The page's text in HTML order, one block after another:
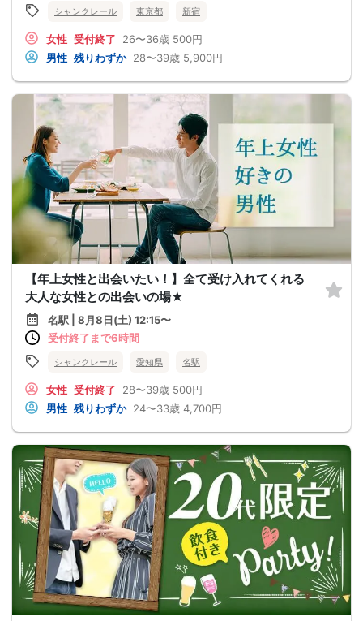
シャンクレール 東京都 新宿
女性 受付終了 26〜36歳 500円
男性 残りわずか 28〜39歳 5,900円
【年上女性と出会いたい！】全て受け入れてくれる
大人な女性との出会いの場★
名駅 | 8月8日(土) 12:15〜
受付終了まで6時間
シャンクレール 愛知県 名駅
女性 受付終了 28〜39歳 500円
男性 残りわずか 24〜33歳 4,700円